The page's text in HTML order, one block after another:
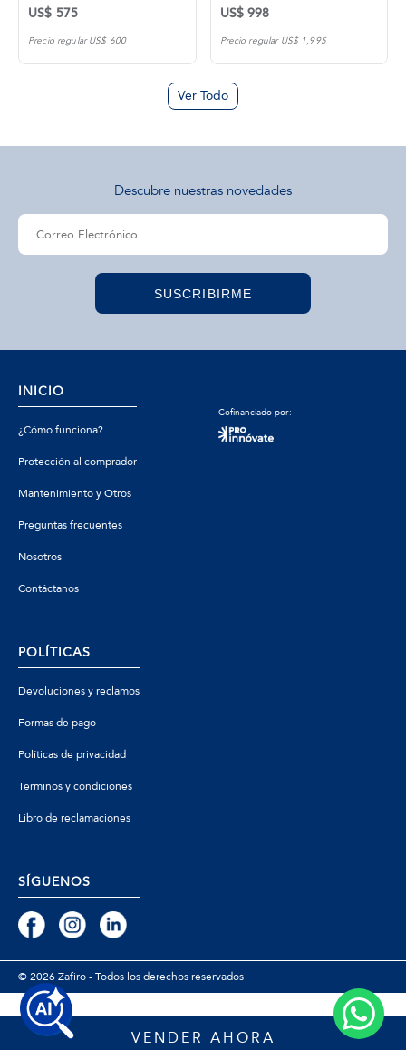
US$ 575
Precio regular US$ 600
US$ 998
Precio regular US$ 1,995
Ver Todo
VENDER AHORA
Descubre nuestras novedades
SUSCRIBIRME
INICIO
¿Cómo funciona?
Protección al comprador
Mantenimiento y Otros
Preguntas frecuentes
Nosotros
Contáctanos
Cofinanciado por:
POLÍTICAS
Devoluciones y reclamos
Formas de pago
Políticas de privacidad
Términos y condiciones
Libro de reclamaciones
SÍGUENOS
© 2026 Zafiro - Todos los derechos reservados